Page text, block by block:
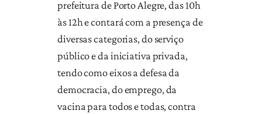
prefeitura de Porto Alegre, das 10h
às 12h e contará com a presença de
diversas categorias, do serviço
público e da iniciativa privada,
tendo como eixos a defesa da
democracia, do emprego, da
vacina para todos e todas, contra